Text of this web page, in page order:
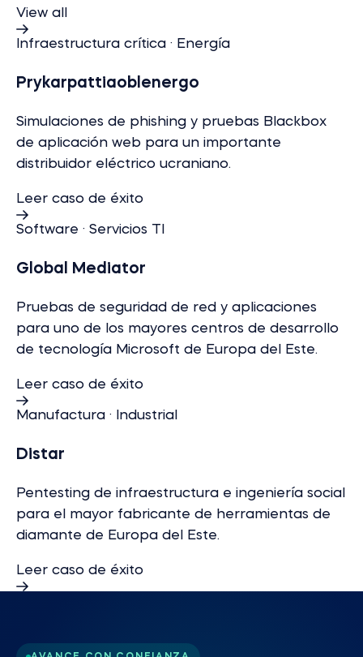
View all
Infraestructura crítica · Energía
Prykarpattiaoblenergo
Simulaciones de phishing y pruebas Blackbox
de aplicación web para un importante
distribuidor eléctrico ucraniano.
Leer caso de éxito
Software · Servicios TI
Global Mediator
Pruebas de seguridad de red y aplicaciones
para uno de los mayores centros de desarrollo
de tecnología Microsoft de Europa del Este.
Leer caso de éxito
Manufactura · Industrial
Distar
Pentesting de infraestructura e ingeniería social
para el mayor fabricante de herramientas de
diamante de Europa del Este.
Leer caso de éxito